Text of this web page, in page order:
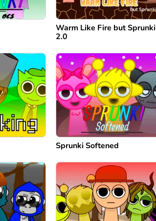
Warm Like Fire but Sprunki
2.0
Sprunki Softened